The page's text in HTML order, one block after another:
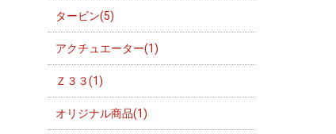
タービン(5)
アクチュエーター(1)
Ｚ３３(1)
オリジナル商品(1)